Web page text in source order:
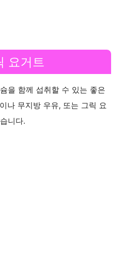
요거트
을 함께 섭취할 수 있는 좋은
나 무지방 우유, 또는 그릭 요
니다.